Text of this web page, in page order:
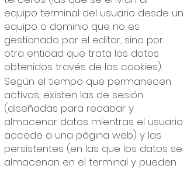
equipo terminal del usuario desde un
equipo o dominio que no es
gestionado por el editor, sino por
otra entidad que trata los datos
obtenidos través de las cookies).
Según el tiempo que permanecen
activas, existen las de sesión
(diseñadas para recabar y
almacenar datos mientras el usuario
accede a una página web) y las
persistentes (en las que los datos se
almacenan en el terminal y pueden